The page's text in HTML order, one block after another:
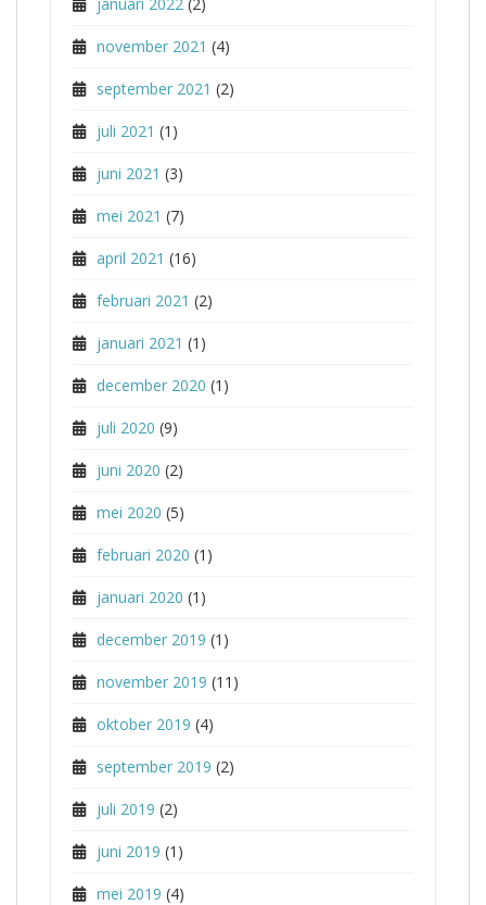
november 2021 (4)
september 2021 (2)
juli 2021 (1)
juni 2021 (3)
mei 2021 (7)
april 2021 (16)
februari 2021 (2)
januari 2021 (1)
december 2020 (1)
juli 2020 (9)
juni 2020 (2)
mei 2020 (5)
februari 2020 (1)
januari 2020 (1)
december 2019 (1)
november 2019 (11)
oktober 2019 (4)
september 2019 (2)
juli 2019 (2)
juni 2019 (1)
mei 2019 (4)